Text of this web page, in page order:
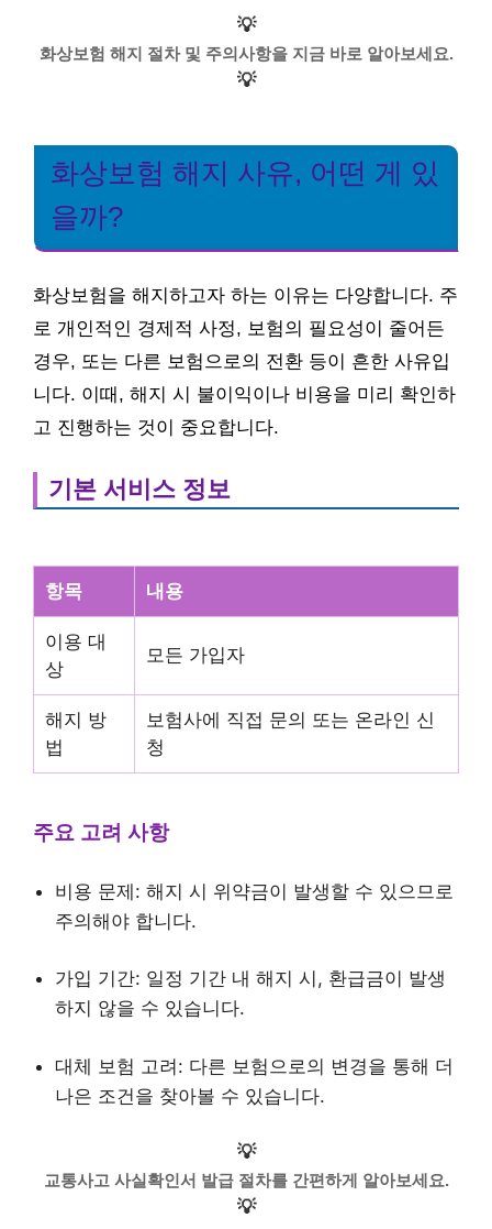
💡
화상보험 해지 절차 및 주의사항을 지금 바로 알아보세요.
💡
화상보험 해지 사유, 어떤 게 있
을까?
화상보험을 해지하고자 하는 이유는 다양합니다. 주
로 개인적인 경제적 사정, 보험의 필요성이 줄어든
경우, 또는 다른 보험으로의 전환 등이 흔한 사유입
니다. 이때, 해지 시 불이익이나 비용을 미리 확인하
고 진행하는 것이 중요합니다.
기본 서비스 정보
항목 내용
이용 대
상
모든 가입자
해지 방
법
보험사에 직접 문의 또는 온라인 신
청
주요 고려 사항
비용 문제: 해지 시 위약금이 발생할 수 있으므로
주의해야 합니다.
가입 기간: 일정 기간 내 해지 시, 환급금이 발생
하지 않을 수 있습니다.
대체 보험 고려: 다른 보험으로의 변경을 통해 더
나은 조건을 찾아볼 수 있습니다.
💡
교통사고 사실확인서 발급 절차를 간편하게 알아보세요.
💡